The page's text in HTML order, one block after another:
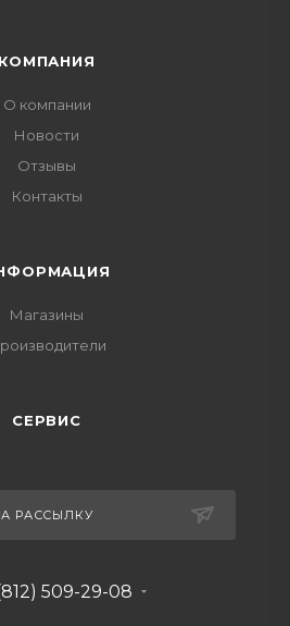
КОМПАНИЯ
О компании
Новости
Отзывы
Контакты
Магазины
СЕРВИС
РАССЫЛКУ
509-29-08